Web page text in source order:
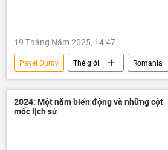
19 Tháng Năm 2025, 14:47
Pavel Durov Thế giới
Romania
Pháp
Telegram
cuộc bầu cử tổng thống
mạng xã hội
2024: Một năm biến động và những cột
mốc lịch sử